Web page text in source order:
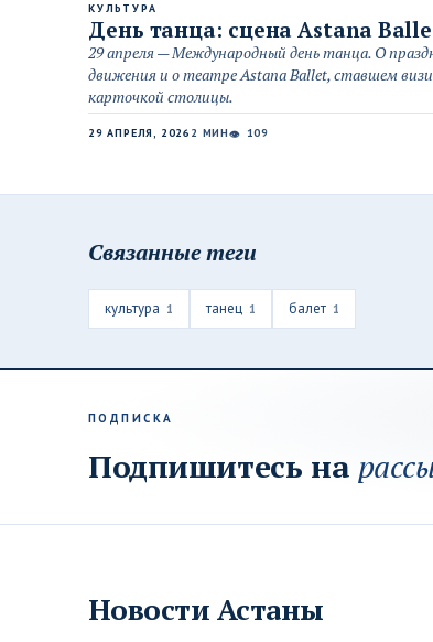
КУЛЬТУРА
День танца: сцена Astana
29 апреля — Международный день танца. О
движения и о театре Astana Ballet, ставшем
карточкой столицы.
29 АПРЕЛЯ, 2026 2 МИН👁 109
Связанные теги
культура 1 танец 1 балет 1
ПОДПИСКА
Подпишитесь на
Новости Астаны